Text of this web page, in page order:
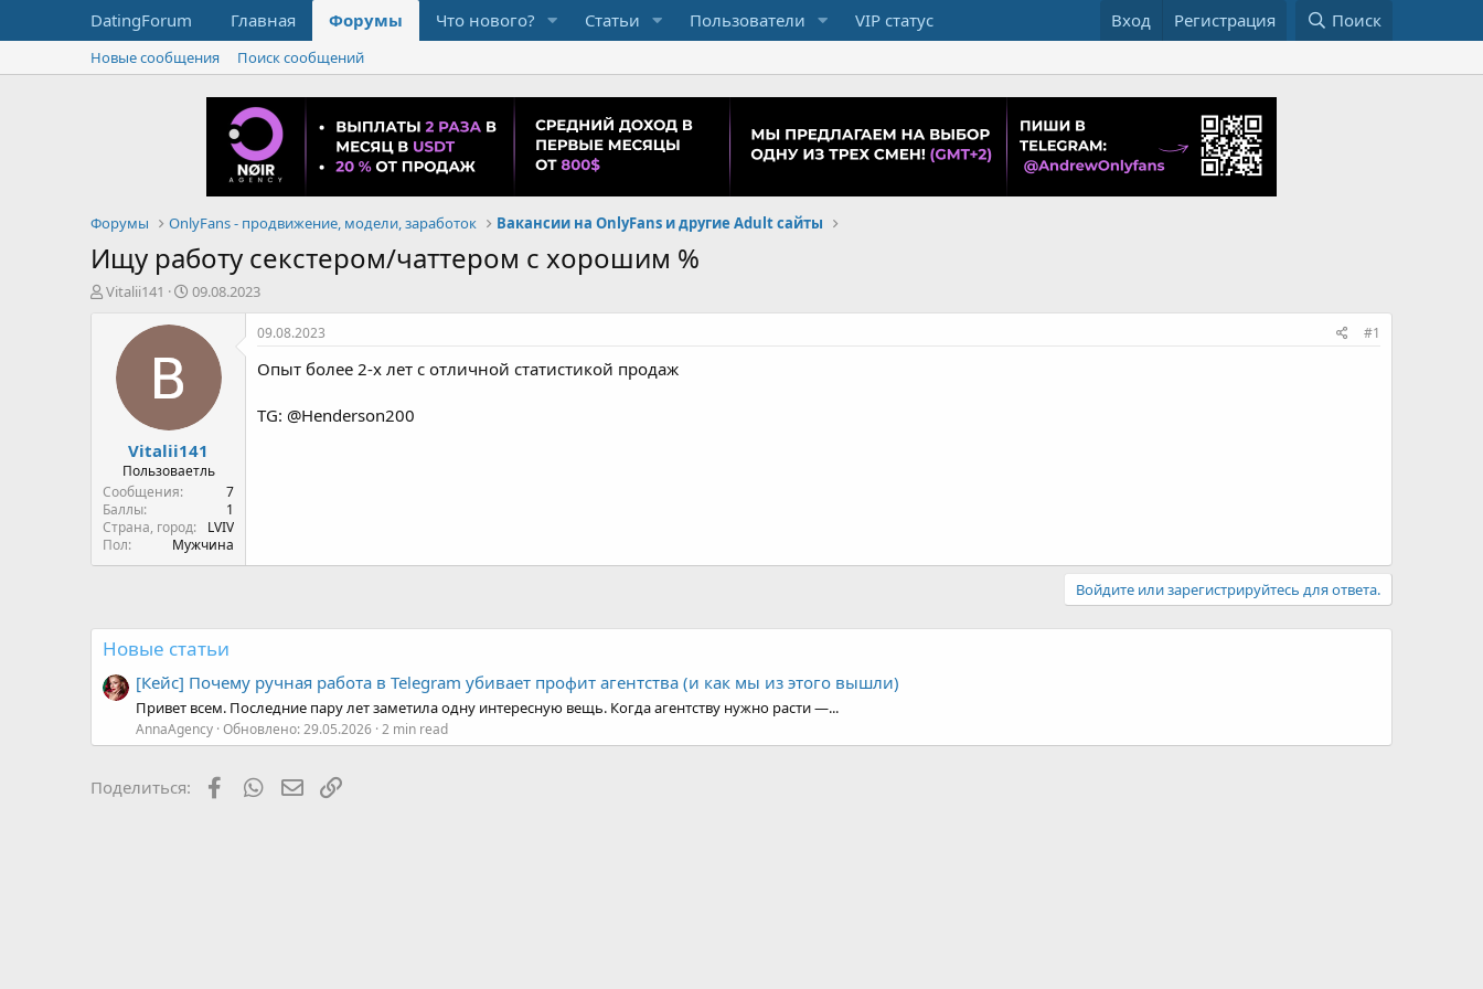
DatingForum Главная Форумы Что нового? Статьи Пользователи VIP статус Вход Регистрация Поиск
Новые сообщения Поиск сообщений
Форумы OnlyFans - продвижение, модели, заработок Вакансии на OnlyFans и другие Adult сайты
Ищу работу секстером/чаттером с хорошим %
А
Vitalii141
Д
т
а
л
а
09.08.2023
Vitalii141
Пользоваетль
Сообщения
7
Баллы
1
Страна, город
LVIV
Пол
Мужчина
09.08.2023 #1
Опыт более 2-х лет с отличной статистикой продаж
TG: @Henderson200
Войдите или зарегистрируйтесь для ответа.
Новые статьи
[Кейс] Почему ручная работа в Telegram убивает профит агентства (и как мы из этого вышли)
Привет всем. Последние пару лет заметила одну интересную вещь. Когда агентству нужно расти —...
AnnaAgency Обновлено:29.05.2026 2 min read
Поделиться: FacebookWhatsAppЭлектронная почта